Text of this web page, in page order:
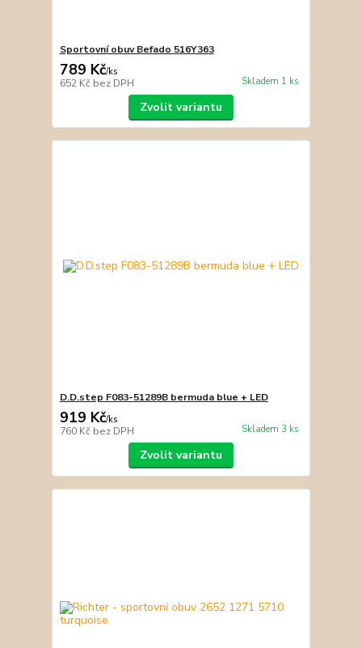
Sportovní obuv Befado 516Y363
789 Kč/ks
652 Kč bez DPH Skladem 1 ks
Zvolit variantu
D.D.step F083-51289B bermuda blue + LED
919 Kč/ks
760 Kč bez DPH Skladem 3 ks
Zvolit variantu